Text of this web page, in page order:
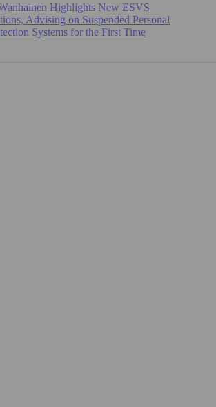
Highlights New ESVS
Advising on Suspended Personal
Systems for the First Time